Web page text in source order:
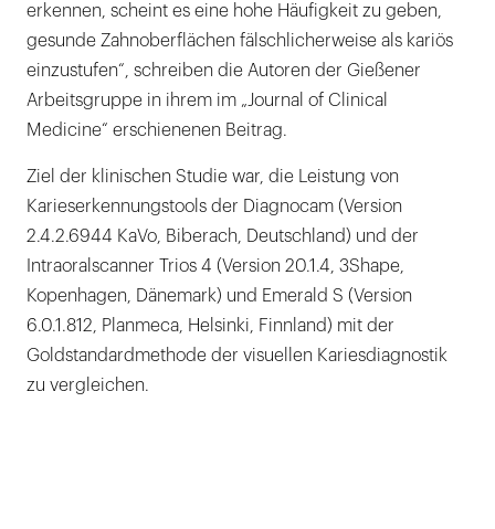
erkennen, scheint es eine hohe Häufigkeit zu geben,
gesunde Zahnoberflächen fälschlicherweise als kariös
einzustufen“, schreiben die Autoren der Gießener
Arbeitsgruppe in ihrem im „Journal of Clinical
Medicine“ erschienenen Beitrag.
Ziel der klinischen Studie war, die Leistung von
Karieserkennungstools der Diagnocam (Version
2.4.2.6944 KaVo, Biberach, Deutschland) und der
Intraoralscanner Trios 4 (Version 20.1.4, 3Shape,
Kopenhagen, Dänemark) und Emerald S (Version
6.0.1.812, Planmeca, Helsinki, Finnland) mit der
Goldstandardmethode der visuellen Kariesdiagnostik
zu vergleichen.